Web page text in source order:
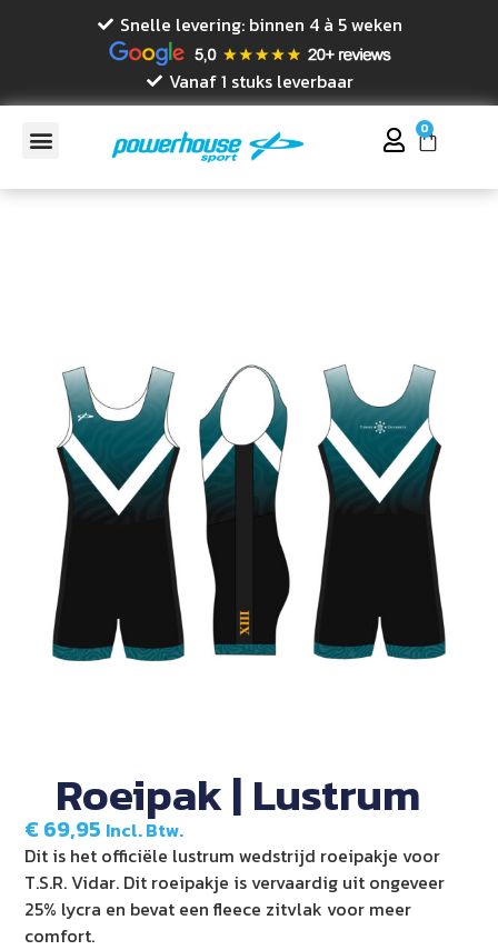
Snelle levering: binnen 4 à 5 weken
Vanaf 1 stuks leverbaar
0
Roeipak | Lustrum
€ 69,95 Incl. Btw.
Dit is het officiële lustrum wedstrijd roeipakje voor
T.S.R. Vidar. Dit roeipakje is vervaardig uit ongeveer
25% lycra en bevat een fleece zitvlak voor meer
comfort.